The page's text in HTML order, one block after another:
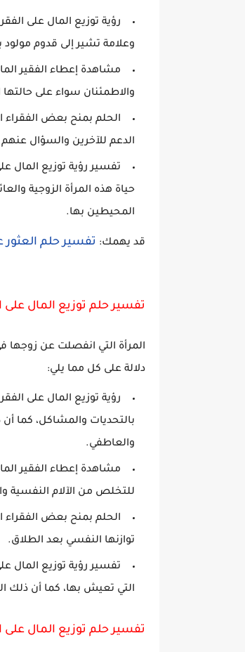
رؤية توزيع المال على
وعلامة تشير إلى قدوم مولود
مشاهدة إعطاء الفقير
والاطمئنان سواء على حالتها
الحلم بمنح بعض الفقراء
الدعم للآخرين والسؤال
تفسير رؤية توزيع المال
حياة هذه المرأة الزوجية
المحيطين بها.
قد يهمك: تفسير حلم العثور
تفسير حلم توزيع المال على
المرأة التي انفصلت عن زوجها
دلالة على كل مما يلي:
رؤية توزيع المال على
بالتحديات والمشاكل، كما
والعاطفي.
مشاهدة إعطاء الفقير
للتخلص من الآلام النفسية
الحلم بمنح بعض الفقراء
توازنها النفسي بعد الطلاق.
تفسير رؤية توزيع المال
التي تعيش بها، كما أن ذلك
تفسير حلم توزيع المال على